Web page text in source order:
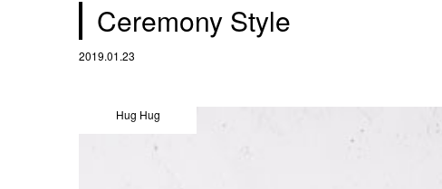
Ceremony Style
2019.01.23
Hug Hug